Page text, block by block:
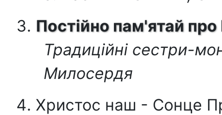
Постійно пам'ятай
Традиційні сестри-
Милосердя
Христос наш - Сонце